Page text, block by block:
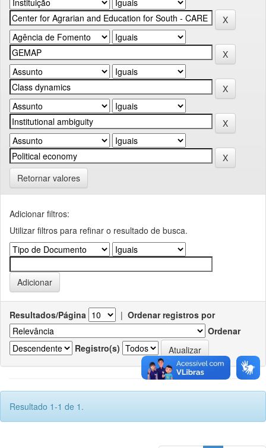
Retornar valores
Adicionar filtros:
Utilizar filtros para refinar o resultado de busca.
Resultados/Página | Ordenar registros por
Ordenar
Registro(s)
Resultado 1-1 de 1.